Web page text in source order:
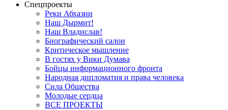
Спецпроекты
Реки Абхазии
Наш Дырмит!
Наш Владислав!
Биографический салон
Критическое мышление
В гостях у Вики Думава
Бойцы информационного фронта
Народная дипломатия и права человека
Сила Общества
Молодые сердца
ВСЕ ПРОЕКТЫ